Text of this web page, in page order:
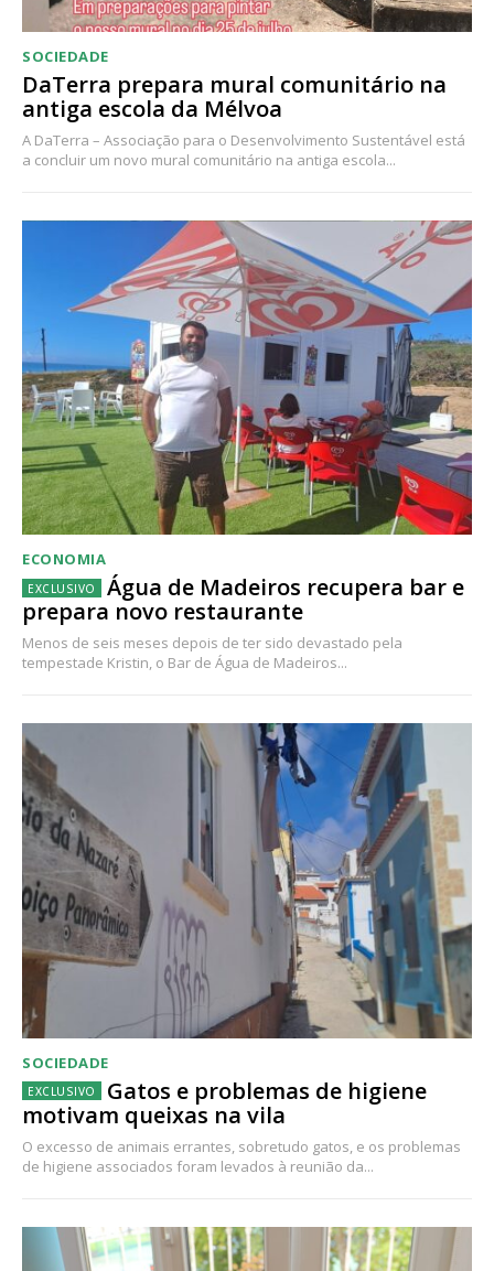
SOCIEDADE
DaTerra prepara mural comunitário na
antiga escola da Mélvoa
A DaTerra – Associação para o Desenvolvimento Sustentável está
a concluir um novo mural comunitário na antiga escola...
ECONOMIA
Água de Madeiros recupera bar e
prepara novo restaurante
Menos de seis meses depois de ter sido devastado pela
tempestade Kristin, o Bar de Água de Madeiros...
SOCIEDADE
Gatos e problemas de higiene
motivam queixas na vila
O excesso de animais errantes, sobretudo gatos, e os problemas
de higiene associados foram levados à reunião da...